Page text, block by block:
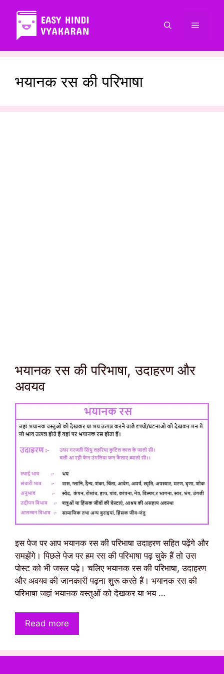
content
Menu
भयानक रस की परिभाषा
भयानक रस की परिभाषा, उदाहरण और
अवयव
इस पेज पर आप भयानक रस की परिभाषा उदाहरण सहित पढ़ेंगे और
समझेंगे। पिछले पेज पर हम रस की परिभाषा पढ़ चुके हैं तो उस
पोस्ट को भी जरूर पढ़े। चलिए भयानक रस की परिभाषा, उदाहरण
और अवयव की जानकारी पढ़ना शुरू करते हैं। भयानक रस की
परिभाषा जहां भयानक वस्तुओं को देखकर या भय …
Read more